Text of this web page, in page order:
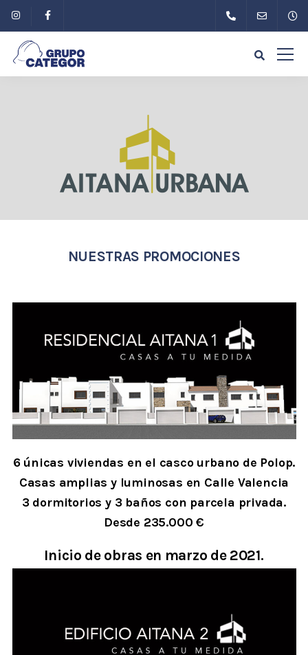
NUESTRAS PROMOCIONES
6 únicas viviendas en el casco urbano de Polop.
Casas amplias y luminosas en Calle Valencia
3 dormitorios y 3 baños con parcela privada.
Desde 235.000 €
Inicio de obras en marzo de 2021.